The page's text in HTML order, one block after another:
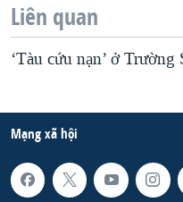
Liên quan
‘Tàu cứu nạn’ ở
Mạng xã hội